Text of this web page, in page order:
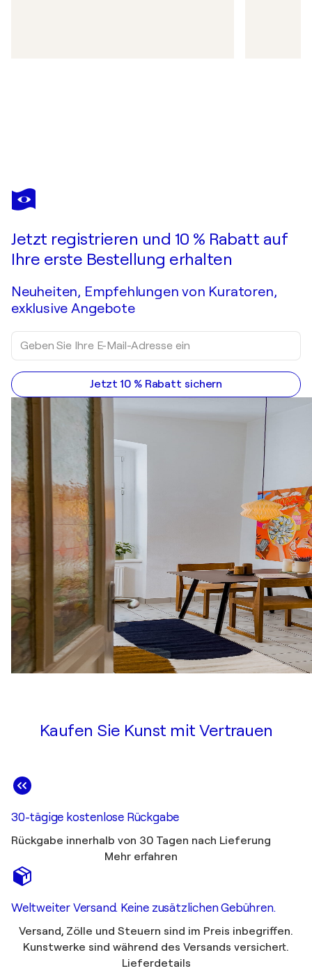
Jetzt registrieren und 10 % Rabatt auf
Ihre erste Bestellung erhalten
Neuheiten, Empfehlungen von Kuratoren,
exklusive Angebote
Jetzt 10 % Rabatt sichern
Kaufen Sie Kunst mit Vertrauen
30-tägige kostenlose Rückgabe
Rückgabe innerhalb von 30 Tagen nach Lieferung
Mehr erfahren
Weltweiter Versand. Keine zusätzlichen Gebühren.
Versand, Zölle und Steuern sind im Preis inbegriffen.
Kunstwerke sind während des Versands versichert.
Lieferdetails